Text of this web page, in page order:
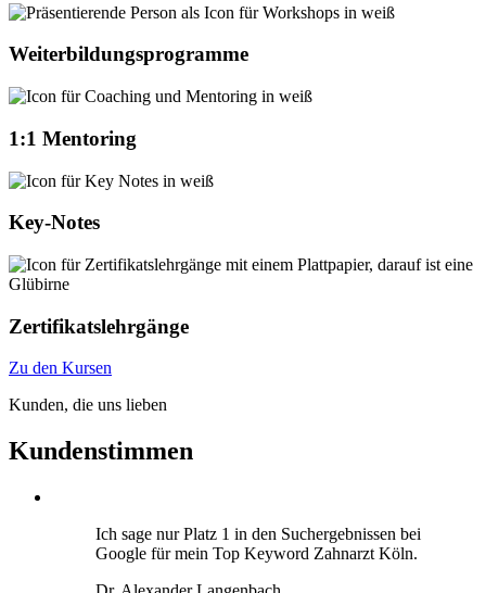
Weiterbildungsprogramme
1:1 Mentoring
Key-Notes
Zertifikatslehrgänge
Zu den Kursen
Kunden, die uns lieben
Kundenstimmen
Ich sage nur Platz 1 in den Suchergebnissen bei
Google für mein Top Keyword Zahnarzt Köln.